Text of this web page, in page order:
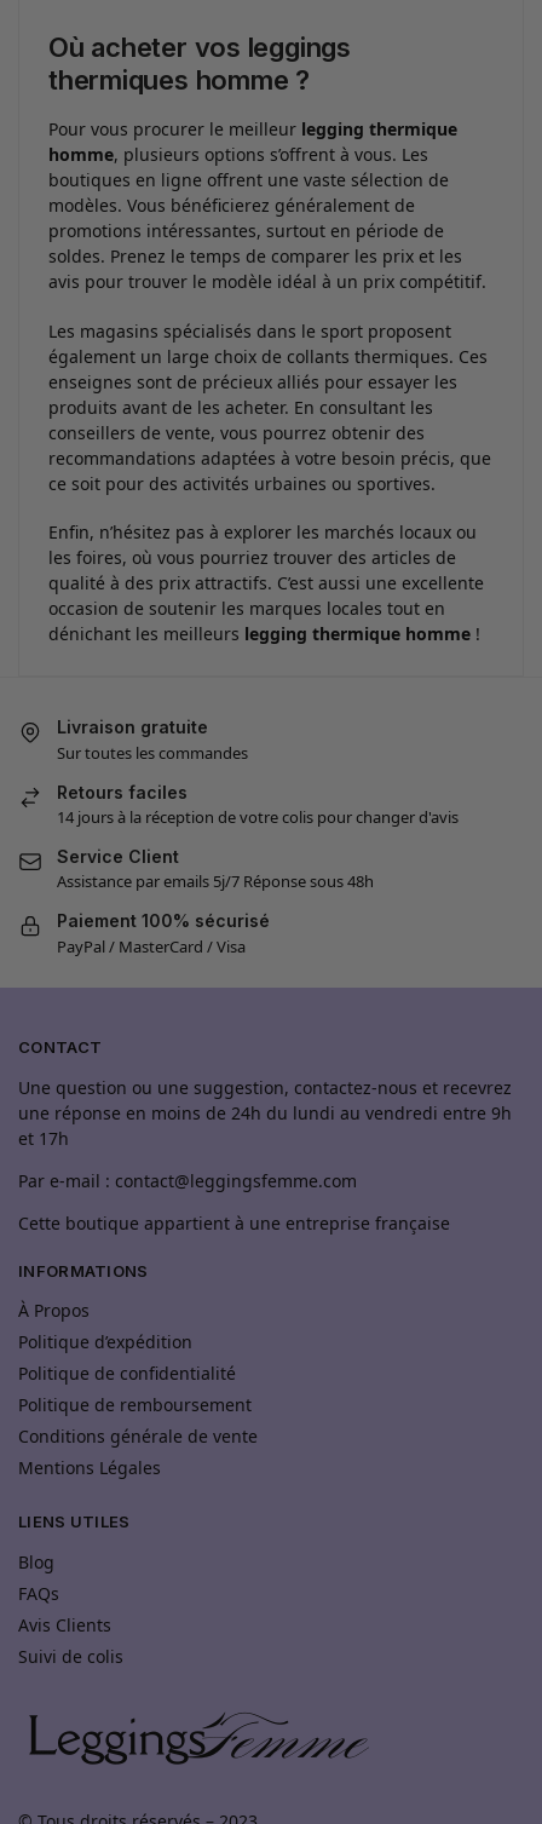
Où acheter vos leggings
thermiques homme ?
Pour vous procurer le meilleur legging thermique
homme, plusieurs options s’offrent à vous. Les
boutiques en ligne offrent une vaste sélection de
modèles. Vous bénéficierez généralement de
promotions intéressantes, surtout en période de
soldes. Prenez le temps de comparer les prix et les
avis pour trouver le modèle idéal à un prix compétitif.
Les magasins spécialisés dans le sport proposent
également un large choix de collants thermiques. Ces
enseignes sont de précieux alliés pour essayer les
produits avant de les acheter. En consultant les
conseillers de vente, vous pourrez obtenir des
recommandations adaptées à votre besoin précis, que
ce soit pour des activités urbaines ou sportives.
Enfin, n’hésitez pas à explorer les marchés locaux ou
les foires, où vous pourriez trouver des articles de
qualité à des prix attractifs. C’est aussi une excellente
occasion de soutenir les marques locales tout en
dénichant les meilleurs legging thermique homme !
Livraison gratuite
Sur toutes les commandes
Retours faciles
14 jours à la réception de votre colis pour changer d'avis
Service Client
Assistance par emails 5j/7 Réponse sous 48h
Paiement 100% sécurisé
PayPal / MasterCard / Visa
CONTACT
Une question ou une suggestion, contactez-nous et recevrez
une réponse en moins de 24h du lundi au vendredi entre 9h
et 17h
Par e-mail : contact@leggingsfemme.com
Cette boutique appartient à une entreprise française
INFORMATIONS
À Propos
Politique d’expédition
Politique de confidentialité
Politique de remboursement
Conditions générale de vente
Mentions Légales
LIENS UTILES
Blog
FAQs
Avis Clients
Suivi de colis